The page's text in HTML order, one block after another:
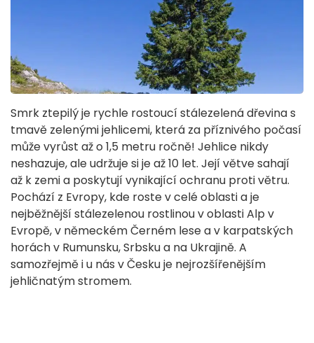
Smrk ztepilý je rychle rostoucí stálezelená dřevina s
tmavě zelenými jehlicemi, která za příznivého počasí
může vyrůst až o 1,5 metru ročně! Jehlice nikdy
neshazuje, ale udržuje si je až 10 let. Její větve sahají
až k zemi a poskytují vynikající ochranu proti větru.
Pochází z Evropy, kde roste v celé oblasti a je
nejběžnější stálezelenou rostlinou v oblasti Alp v
Evropě, v německém Černém lese a v karpatských
horách v Rumunsku, Srbsku a na Ukrajině. A
samozřejmě i u nás v Česku je nejrozšířenějším
jehličnatým stromem.